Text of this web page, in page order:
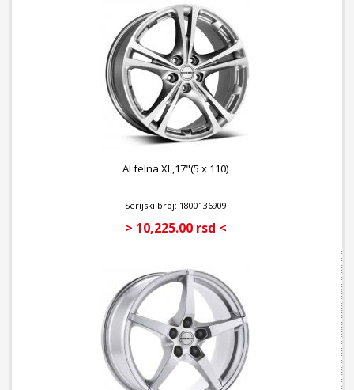
Al felna XL,17"(5 x 110)
Serijski broj: 1800136909
> 10,225.00 rsd <